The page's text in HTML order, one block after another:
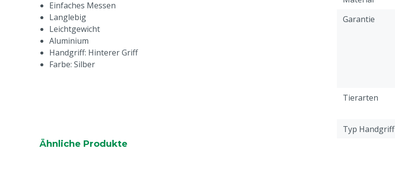
Einfaches Messen
Langlebig
Leichtgewicht
Aluminium
Handgriff: Hinterer Griff
Farbe: Silber
Garantie
Tierarten
Typ Handgriff
Ähnliche Produkte